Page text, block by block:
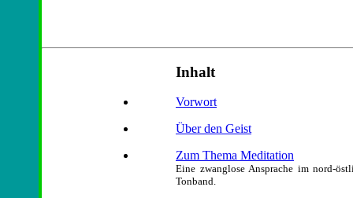
Inhalt
Vorwort
Über den Geist
Zum Thema Meditation
Eine zwanglose Ansprache im nord-
Tonband.